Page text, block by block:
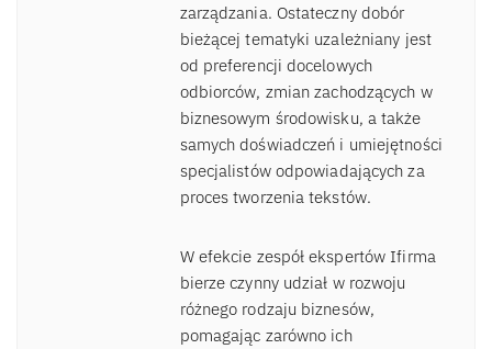
zarządzania. Ostateczny dobór
bieżącej tematyki uzależniany jest
od preferencji docelowych
odbiorców, zmian zachodzących w
biznesowym środowisku, a także
samych doświadczeń i umiejętności
specjalistów odpowiadających za
proces tworzenia tekstów.
W efekcie zespół ekspertów Ifirma
bierze czynny udział w rozwoju
różnego rodzaju biznesów,
pomagając zarówno ich